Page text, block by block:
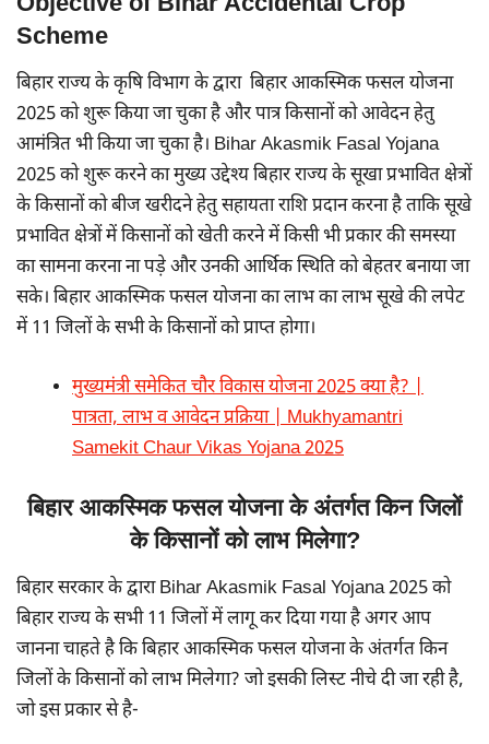
Scheme
बिहार राज्य के कृषि विभाग के द्वारा बिहार आकस्मिक फसल योजना
2025 को शुरू किया जा चुका है और पात्र किसानों को आवेदन हेतु
आमंत्रित भी किया जा चुका है। Bihar Akasmik Fasal Yojana
2025 को शुरू करने का मुख्य उद्देश्य बिहार राज्य के सूखा प्रभावित क्षेत्रों
के किसानों को बीज खरीदने हेतु सहायता राशि प्रदान करना है ताकि सूखे
प्रभावित क्षेत्रों में किसानों को खेती करने में किसी भी प्रकार की समस्या
का सामना करना ना पड़े और उनकी आर्थिक स्थिति को बेहतर बनाया जा
सके। बिहार आकस्मिक फसल योजना का लाभ का लाभ सूखे की लपेट
में 11 जिलों के सभी के किसानों को प्राप्त होगा।
मुख्यमंत्री समेकित चौर विकास योजना 2025 क्या है? |
पात्रता, लाभ व आवेदन प्रक्रिया | Mukhyamantri
Samekit Chaur Vikas Yojana 2025
बिहार आकस्मिक फसल योजना के अंतर्गत किन जिलों
के किसानों को लाभ मिलेगा?
बिहार सरकार के द्वारा Bihar Akasmik Fasal Yojana 2025 को
बिहार राज्य के सभी 11 जिलों में लागू कर दिया गया है अगर आप
जानना चाहते है कि बिहार आकस्मिक फसल योजना के अंतर्गत किन
जिलों के किसानों को लाभ मिलेगा? जो इसकी लिस्ट नीचे दी जा रही है,
जो इस प्रकार से है-